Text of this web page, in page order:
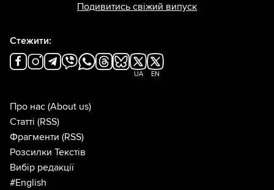
Подивитись свіжий випуск
Стежити:
UA EN
Про нас (About us)
Статті (RSS)
Фрагменти (RSS)
Розсилки Текстів
Вибір редакції
#English